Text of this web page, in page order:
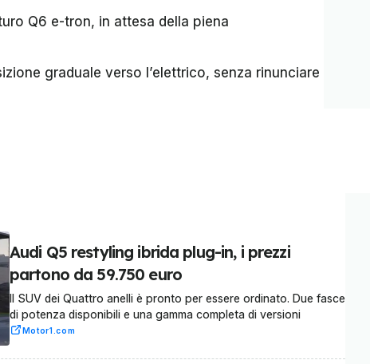
Q6 e-tron, in attesa della piena
graduale verso l’elettrico, senza rinunciare
Audi Q5 restyling ibrida plug-in, i prezzi
partono da 59.750 euro
Il SUV dei Quattro anelli è pronto per essere ordinato. Due fasce
di potenza disponibili e una gamma completa di versioni
Motor1.com